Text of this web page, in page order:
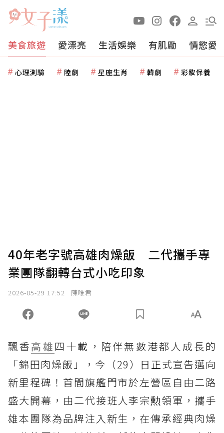
美食旅遊 愛漂亮 生活娛樂 有肌勵 情慾愛
心理測驗 陸劇 星座生肖 韓劇 彩妝保養
40年老字號高雄肉燥飯 二代攜手專
業團隊翻轉台式小吃印象
2026-05-29 17:52 陳唯君
飄香高雄四十載，陪伴無數港都人成長的
「錦田肉燥飯」，今（29）日正式宣告邁向
新里程碑！首間旗艦門市於左營區自由二路
盛大開幕，由二代接班人李宗勲領軍，攜手
雄本團隊為品牌注入新生，在傳承經典肉燥